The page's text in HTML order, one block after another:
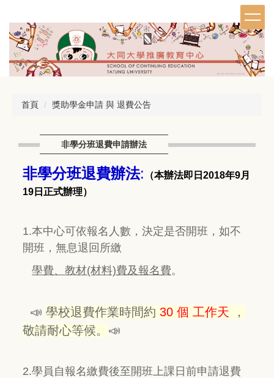
到
主
內
首頁
獎助學金申請 與 退費公告
非學分班退費申請辦法
非學分班退費辦法: （本辦法即日 2018年9月
19 日正式辦理）
1.本中心可依報名人數，決定是否開班，如不
開班，無息退回所繳
學費、教材(材料)費及報名費。
📣 學校退費作業時間約 30 個 工作天
，
敬請耐心等候。 📣
2.學員自報名繳費後至開班上課日前申請退費